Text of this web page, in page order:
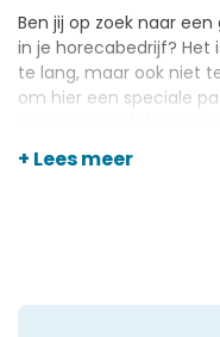
Ben jij op zoek naar
in je horecabedrijf? Het
te lang, maar ook niet
om hier een speciale
hebben in het
aantal verschillende
+ Lees meer